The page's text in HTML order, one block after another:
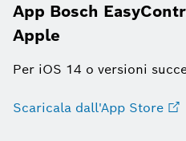
App Bosch
Apple
Per iOS 14 o versioni
Scaricala dall'App Store